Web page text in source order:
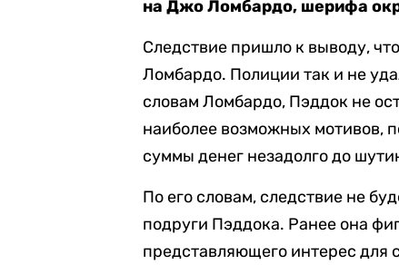
на Джо Ломбардо, шерифа
Следствие пришло к выводу,
Ломбардо. Полиции так и не
словам Ломбардо, Пэддок не
наиболее возможных мотивов,
суммы денег незадолго до
По его словам, следствие не
подруги Пэддока. Ранее она
представляющего интерес для